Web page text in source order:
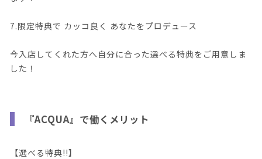
7.限定特典で カッコ良く あなたをプロデュース
今入店してくれた方へ自分に合った選べる特典をご用意しま
した！
『ACQUA』で働くメリット
【選べる特典!!】